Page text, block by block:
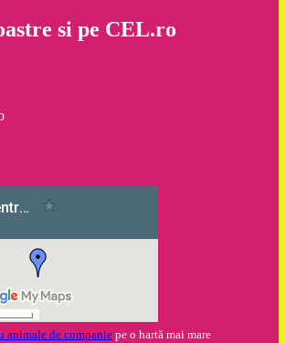
si pe CEL.ro
animale de companie pe o hartă mai mare